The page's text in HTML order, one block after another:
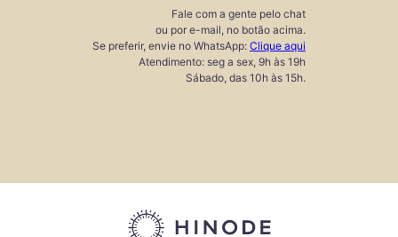
Fale com a gente pelo chat
ou por e-mail, no botão acima.
Se preferir, envie no WhatsApp: Clique aqui
Atendimento: seg a sex, 9h às 19h
Sábado, das 10h às 15h.